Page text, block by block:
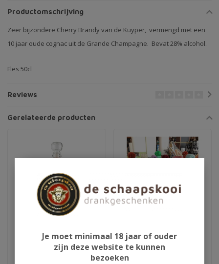
Productomschrijving
Zeer bijzondere Cherry Brandy van de Kuyper, vermengd met een
10 jaar oude cognac uit de Grande Champagne. Bevat 28% alcohol.
Fles 50cl
Reviews
Gerelateerde producten
Aura Teranino
Schlaapmutske uit
Woensdrecht
Je moet minimaal 18 jaar of ouder
zijn deze website te kunnen
bezoeken